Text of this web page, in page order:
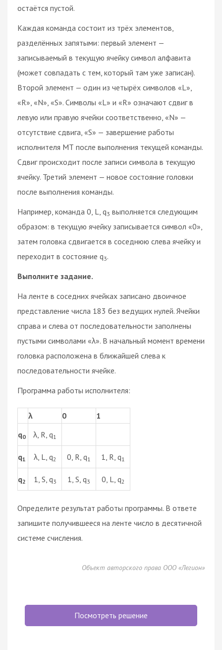
остаётся пустой.
Каждая команда состоит из трёх элементов,
разделённых запятыми: первый элемент —
записываемый в текущую ячейку символ алфавита
(может совпадать с тем, который там уже записан).
Второй элемент — один из четырёх символов «L»,
«R», «N», «S». Символы «L» и «R» означают сдвиг в
левую или правую ячейки соответственно, «N» —
отсутствие сдвига, «S» — завершение работы
исполнителя МТ после выполнения текущей команды.
Сдвиг происходит после записи символа в текущую
ячейку. Третий элемент — новое состояние головки
после выполнения команды.
Например, команда 0, L, q3 выполняется следующим
образом: в текущую ячейку записывается символ «0»,
затем головка сдвигается в соседнюю слева ячейку и
переходит в состояние q3.
Выполните задание.
На ленте в соседних ячейках записано двоичное
представление числа 183 без ведущих нулей. Ячейки
справа и слева от последовательности заполнены
пустыми символами «λ». В начальный момент времени
головка расположена в ближайшей слева к
последовательности ячейке.
Программа работы исполнителя:
λ 0
1
q0 λ, R, q1
q1 λ, L, q2 0, R, q1 1, R, q1
q2 1, S, q3 1, S, q3 0, L, q2
Определите результат работы программы. В ответе
запишите получившееся на ленте число в десятичной
системе счисления.
Объект авторского права ООО «Легион»
Посмотреть решение